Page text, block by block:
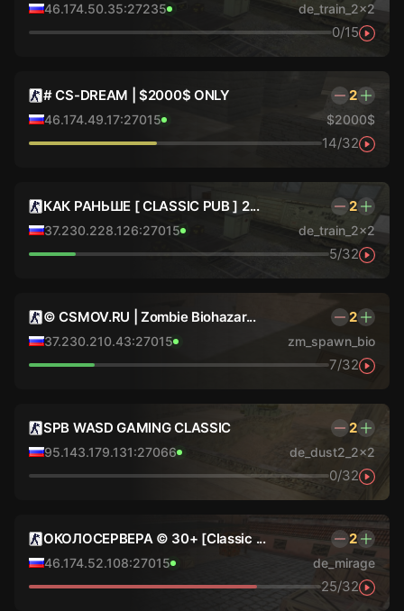
46.174.50.35:27235 de_train_2x2
0/15
# CS-DREAM | $2000$ ONLY 2
46.174.49.17:27015 $2000$
14/32
КАК РАНЬШЕ [ CLASSIC PUB ] 2... 2
37.230.228.126:27015 de_train_2x2
5/32
© CSMOV.RU | Zombie Biohazar... 2
37.230.210.43:27015 zm_spawn_bio
7/32
SPB WASD GAMING CLASSIC 2
95.143.179.131:27066 de_dust2_2x2
0/32
ОКОЛОСЕРВЕРА © 30+ [Classic ... 2
46.174.52.108:27015 de_mirage
25/32